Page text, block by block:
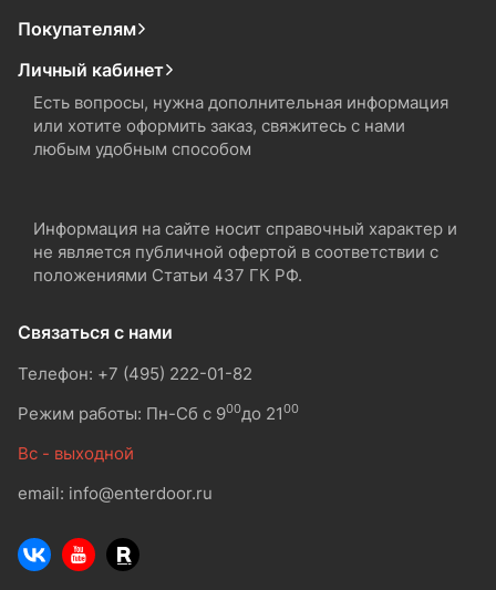
Покупателям
Личный кабинет
Есть вопросы, нужна дополнительная информация
или хотите оформить заказ, свяжитесь с нами
любым удобным способом
Информация на сайте носит справочный характер и
не является публичной офертой в соответствии с
положениями Статьи 437 ГК РФ.
Связаться с нами
Телефон: +7 (495) 222-01-82
Режим работы: Пн-Сб с 900до 2100
Вс - выходной
email: info@enterdoor.ru